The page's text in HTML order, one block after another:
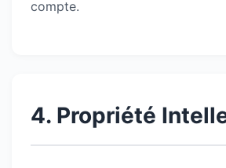
compte.
4. Propriété